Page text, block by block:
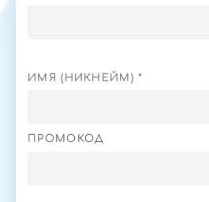
ИМЯ (НИКНЕЙМ) *
ПРОМОКОД